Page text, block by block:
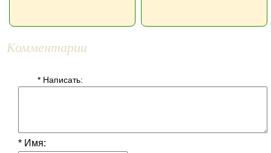
Комментарии
* Написать:
* Имя: